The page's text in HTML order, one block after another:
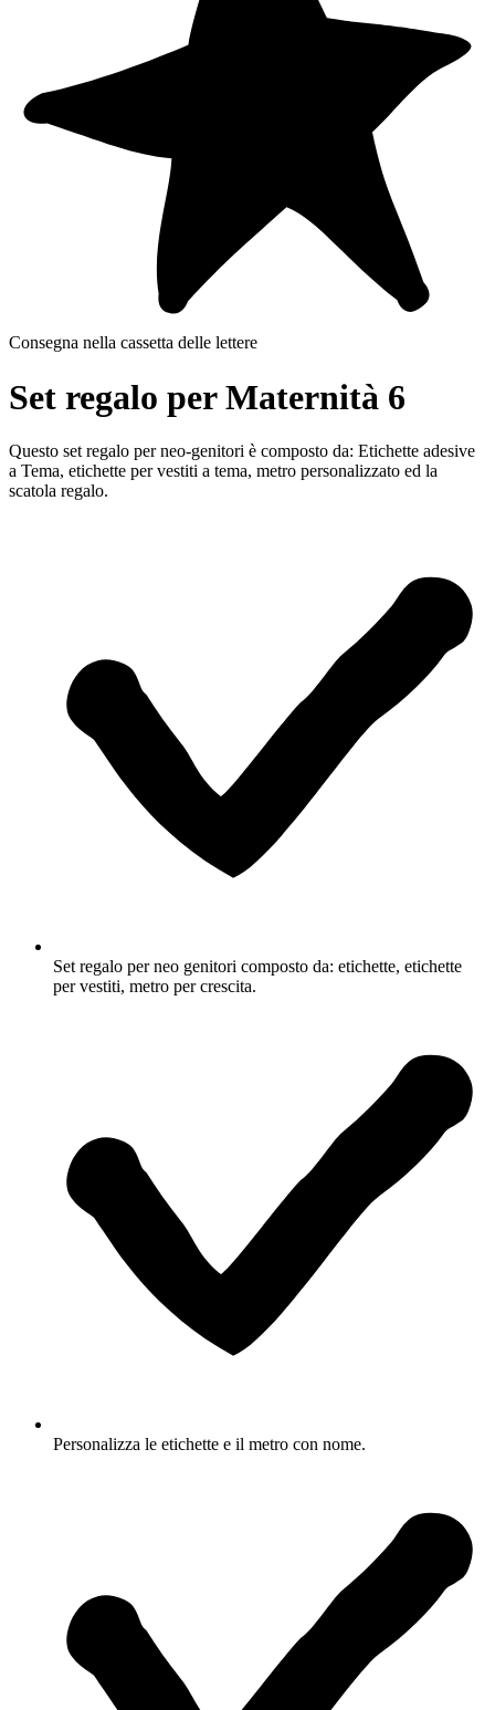
Consegna nella cassetta delle lettere
Set regalo per Maternità 6
Questo set regalo per neo-genitori è composto da: Etichette adesive
a Tema, etichette per vestiti a tema, metro personalizzato ed la
scatola regalo.
Set regalo per neo genitori composto da: etichette, etichette
per vestiti, metro per crescita.
Personalizza le etichette e il metro con nome.